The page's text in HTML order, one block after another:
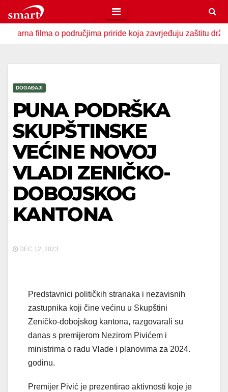
to
contento područjima priride koja zavrjeđuju zaštitu države
DOGAĐAJI
PUNA PODRŠKA
SKUPŠTINSKE
VEĆINE NOVOJ
VLADI ZENIČKO-
DOBOJSKOG
KANTONA
DEC 12, 2023
Predstavnici političkih stranaka i nezavisnih
zastupnika koji čine većinu u Skupštini
Zeničko-dobojskog kantona, razgovarali su
danas s premijerom Nezirom Pivićem i
ministrima o radu Vlade i planovima za 2024.
godinu.
Premijer Pivić je prezentirao aktivnosti koje je